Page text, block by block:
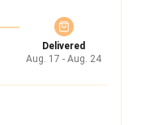
Delivered
Aug. 17 - Aug. 24